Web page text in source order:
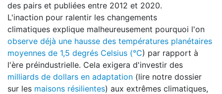
des pairs et publiées entre 2012 et 2020.
L'inaction pour ralentir les changements
climatiques explique malheureusement pourquoi l'on
observe déjà une hausse des températures planétaires
moyennes de 1,5 degrés Celsius (°C) par rapport à
l'ère préindustrielle. Cela exigera d'investir des
milliards de dollars en adaptation (lire notre dossier
sur les maisons résilientes) aux extrêmes climatiques,